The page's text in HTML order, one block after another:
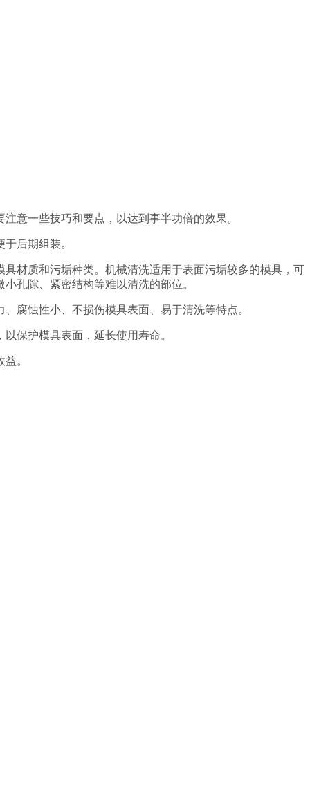
意一些技巧和要点，以达到事半功倍的效果。
后期组装。
材质和污垢种类。机械清洗适用于表面污垢较多的模具，可
孔隙、紧密结构等难以清洗的部位。
腐蚀性小、不损伤模具表面、易于清洗等特点。
保护模具表面，延长使用寿命。
。